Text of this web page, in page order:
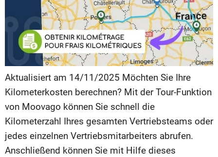
Aktualisiert am 14/11/2025 Möchten Sie Ihre
Kilometerkosten berechnen? Mit der Tour-Funktion
von Moovago können Sie schnell die
Kilometerzahl Ihres gesamten Vertriebsteams oder
jedes einzelnen Vertriebsmitarbeiters abrufen.
Anschließend können Sie mit Hilfe dieses